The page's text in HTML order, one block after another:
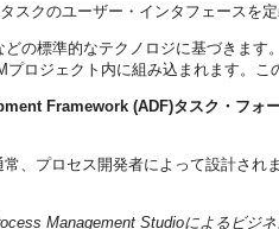
スクのユーザー・インタフェースを
の標準的なテクノロジに基づきま
ロジェクト内に組み込まれます。
Framework (ADF)タスク・フォ
、プロセス開発者によって設計さ
Management Studioによるビジ